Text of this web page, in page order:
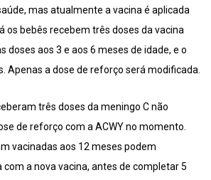
mas atualmente a vacina é aplicada
os bebês recebem três doses da vacina
doses aos 3 e aos 6 meses de idade, e o
Apenas a dose de reforço será modificada.
três doses da meningo C não
de reforço com a ACWY no momento.
vacinadas aos 12 meses podem
a nova vacina, antes de completar 5